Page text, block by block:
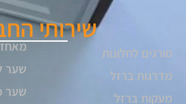
שירותי
סורגים לחלונות
מדרגות ברזל
מעקות ברזל
מאחז
שער
שער